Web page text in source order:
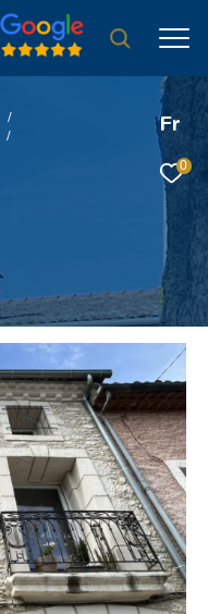
Fr
0